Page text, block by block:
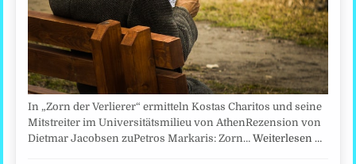
In „Zorn der Verlierer“ ermitteln Kostas Charitos und seine
Mitstreiter im Universitätsmilieu von AthenRezension von
Dietmar Jacobsen zuPetros Markaris: Zorn…Weiterlesen …